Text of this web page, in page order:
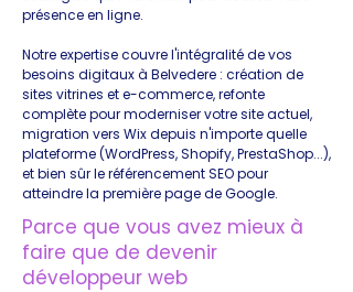
présence en ligne.
Notre expertise couvre l'intégralité de vos
besoins digitaux à Belvedere : création de
sites vitrines et e-commerce, refonte
complète pour moderniser votre site actuel,
migration vers Wix depuis n'importe quelle
plateforme (WordPress, Shopify, PrestaShop...),
et bien sûr le référencement SEO pour
atteindre la première page de Google.
Parce que vous avez mieux à
faire que de devenir
développeur web